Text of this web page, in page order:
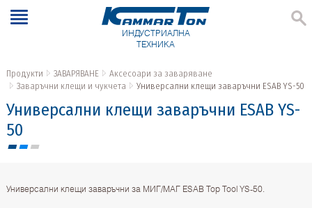
ИНДУСТРИАЛНА
ТЕХНИКА
Продукти ЗАВАРЯВАНЕ
Аксесоари за заваряване
Заваръчни клещи и чукчета
Универсални клещи заваръчни ESAB YS-50
Универсални клещи заваръчни ESAB YS-
50
Универсални клещи заваръчни за МИГ/МАГ ESAB Top Tool YS-50.